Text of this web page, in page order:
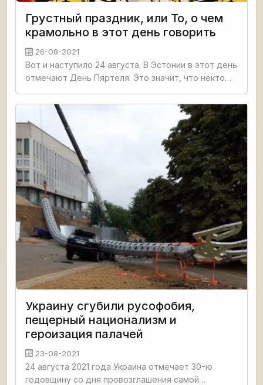
Грустный праздник, или То, о чем
крамольно в этот день говорить
26-08-2021
Вот и наступило 24 августа. В Эстонии в этот день
отмечают День Пяртеля. Это значит, что некто
этого дня начинается осень. В общем, народный
праздник
Украину сгубили русофобия,
пещерный национализм и
героизация палачей
23-08-2021
24 августа 2021 года Украина отмечает 30-ю
годовщину со дня провозглашения самой